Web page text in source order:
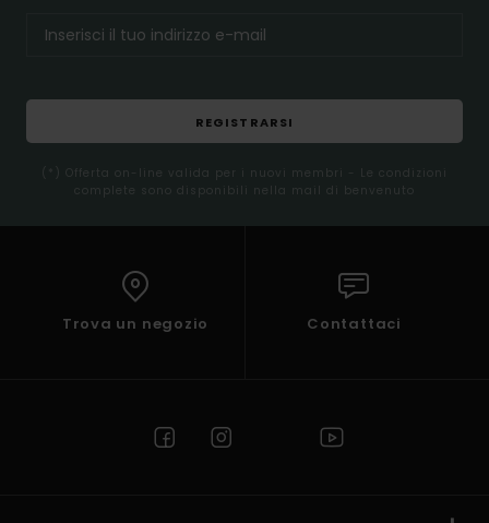
REGISTRARSI
(*) Offerta on-line valida per i nuovi membri - Le condizioni
complete sono disponibili nella mail di benvenuto
Trova un negozio Contattaci